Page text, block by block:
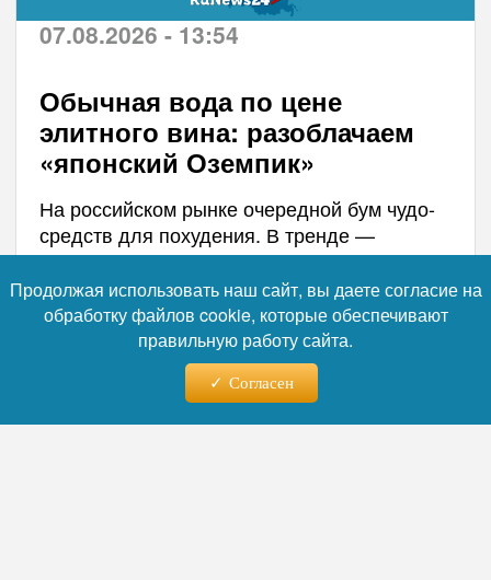
07.08.2026 - 13:54
Обычная вода по цене
элитного вина: разоблачаем
«японский Оземпик»
На российском рынке очередной бум чудо-
средств для похудения. В тренде —
японская функциональная вода, которую
продавцы и блогеры громко окрестили
«напитком с эффектом Оземпика». Цены на
новинку кусаются: около 340 рублей за
бутылку объемом 600 миллилитров. При
ежедневном употреблении такой детокс
обойдется примерно в 10 тысяч рублей в
Продолжая использовать наш сайт, вы даете согласие на
обработку файлов cookie, которые обеспечивают
правильную работу сайта.
Согласен